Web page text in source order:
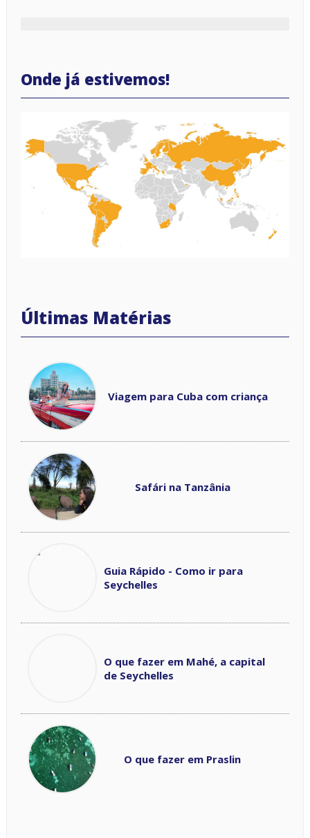
Onde já estivemos!
Viagem para Cuba com criança
Safári na Tanzânia
Guia Rápido - Como ir para
Seychelles
O que fazer em Mahé, a capital
de Seychelles
O que fazer em Praslin